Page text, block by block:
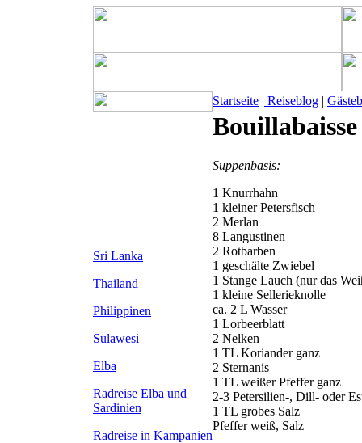
Startseite | Reiseblog |
Sri Lanka
Thailand
Philippinen
Sulawesi
Elba
Radreise Elba und
Sardinien
Radreise in Kampanien
Bouillabaisse
Suppenbasis:
1 Knurrhahn
1 kleiner Petersfisch
2 Merlan
8 Langustinen
2 Rotbarben
1 geschälte Zwiebel
1 Stange Lauch (nur das
1 kleine Sellerieknolle
ca. 2 L Wasser
1 Lorbeerblatt
2 Nelken
1 TL Koriander ganz
2 Sternanis
1 TL weißer Pfeffer ganz
2-3 Petersilien-, Dill- oder
1 TL grobes Salz
Pfeffer weiß, Salz